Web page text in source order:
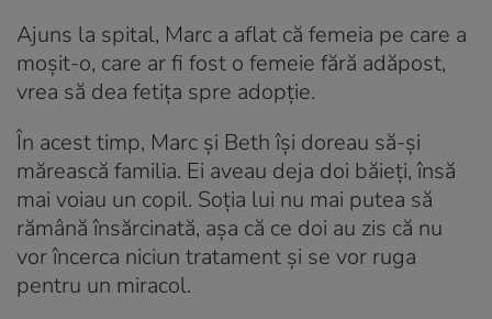
Ajuns la spital, Marc a aflat că femeia pe care a
moșit-o, care ar fi fost o femeie fără adăpost,
vrea să dea fetița spre adopție.
În acest timp, Marc și Beth își doreau să-și
mărească familia. Ei aveau deja doi băieți, însă
mai voiau un copil. Soția lui nu mai putea să
rămână însărcinată, așa că ce doi au zis că nu
vor încerca niciun tratament și se vor ruga
pentru un miracol.